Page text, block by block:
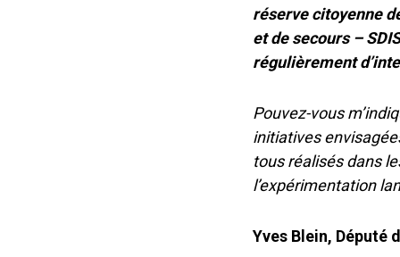
réserve citoyenne
et de secours –
régulièrement
Pouvez-vous
initiatives
tous réalisés dans
l’expérimentation
Yves Blein, Député